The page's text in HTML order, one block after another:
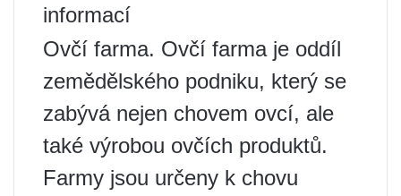
informací
Ovčí farma. Ovčí farma je oddíl
zemědělského podniku, který se
zabývá nejen chovem ovcí, ale
také výrobou ovčích produktů.
Farmy jsou určeny k chovu